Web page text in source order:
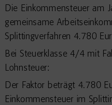
Die Einkommensteuer am
gemeinsame
Splittingverfahren 4.780
Bei Steuerklasse 4/4 mit
Lohnsteuer:
Der Faktor beträgt 4.780
Einkommensteuer im